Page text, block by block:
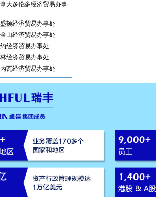
大多伦多经济贸易办事
顿经济贸易办事处
山经济贸易办事处
经济贸易办事处
经济贸易办事处
瓦经济贸易办事处